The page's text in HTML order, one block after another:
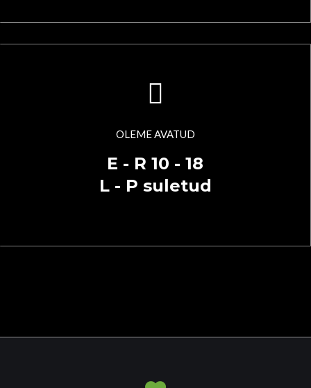
OLEME AVATUD
E - R 10 - 18
L - P suletud